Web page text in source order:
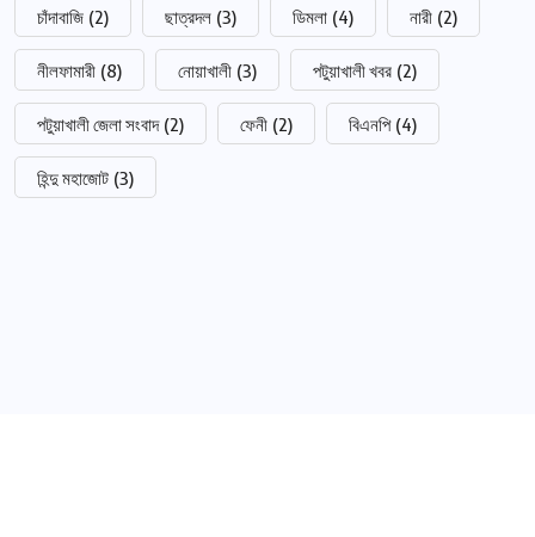
চাঁদাবাজি (2) ছাত্রদল (3) ডিমলা (4) নারী (2)
নীলফামারী (8) নোয়াখালী (3) পটুয়াখালী খবর (2)
পটুয়াখালী জেলা সংবাদ (2) ফেনী (2) বিএনপি (4)
হিন্দু মহাজোট (3)